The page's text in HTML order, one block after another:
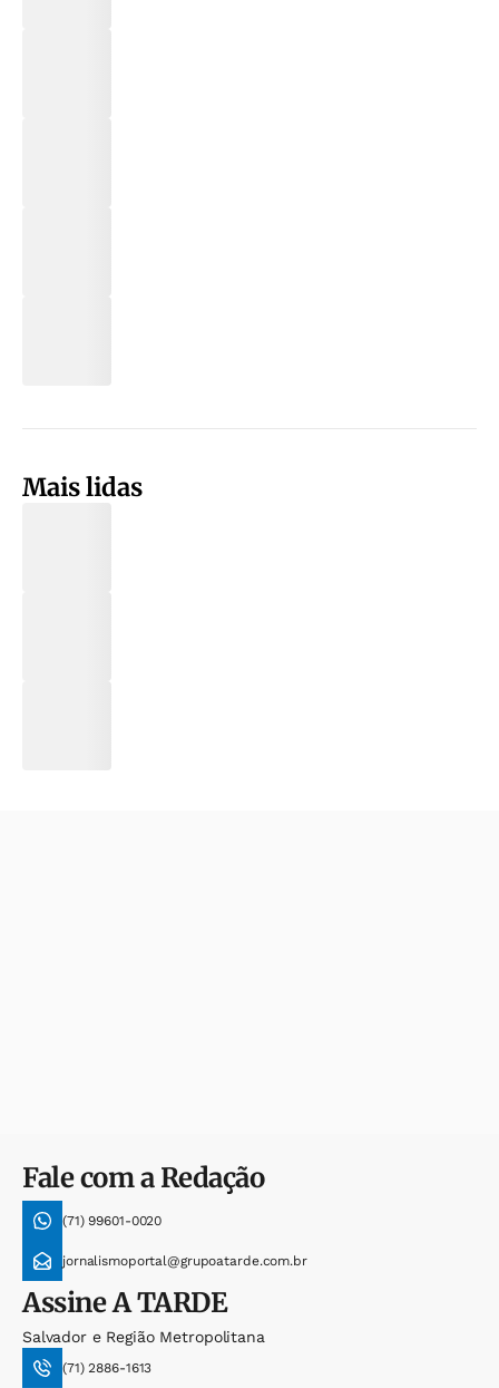
Mais lidas
Fale com a Redação
(71) 99601-0020
jornalismoportal@grupoatarde.com.br
AssineA TARDE
Salvador e Região Metropolitana
(71) 2886-1613